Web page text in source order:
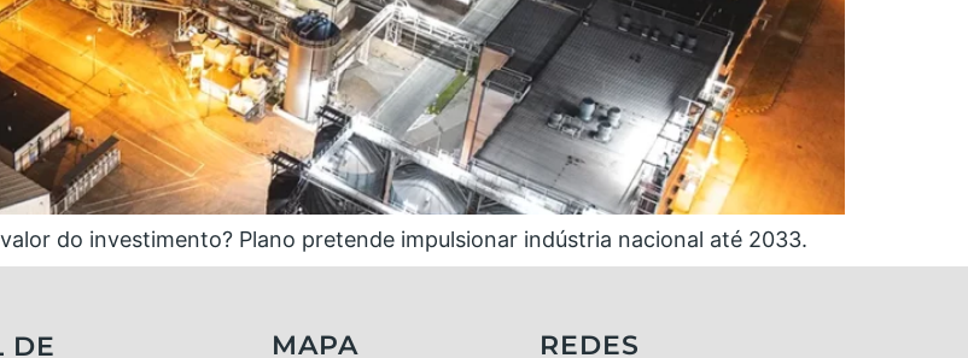
do investimento? Plano pretende impulsionar indústria nacional até 2033.
DE MAPA REDES